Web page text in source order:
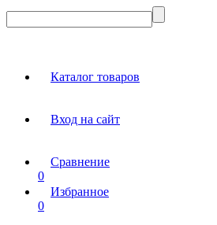
Каталог товаров
Вход на сайт
Сравнение
0
Избранное
0